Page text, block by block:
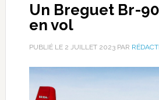
Un Breguet Br-
en vol
PUBLIÉ LE 2 JUILLET 2023PAR